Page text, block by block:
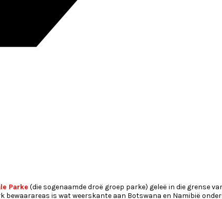
Parke (die sogenaamde droë groep parke) geleë in die grense
is wat weerskante aan Botswana en Namibië